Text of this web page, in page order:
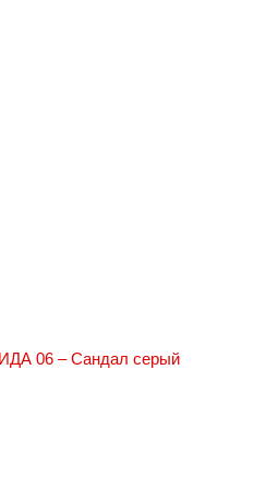
06 – Сандал серый